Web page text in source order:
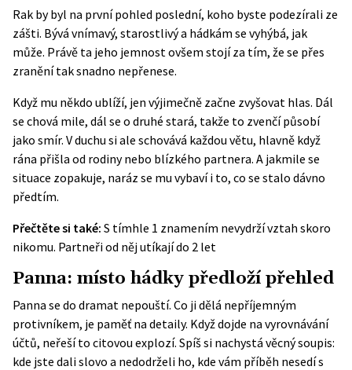
Rak by byl na první pohled poslední, koho byste podezírali ze
zášti. Bývá vnímavý, starostlivý a hádkám se vyhýbá, jak
může. Právě ta jeho jemnost ovšem stojí za tím, že se přes
zranění tak snadno nepřenese.
Když mu někdo ublíží, jen výjimečně začne zvyšovat hlas. Dál
se chová mile, dál se o druhé stará, takže to zvenčí působí
jako smír. V duchu si ale schovává každou větu, hlavně když
rána přišla od rodiny nebo blízkého partnera. A jakmile se
situace zopakuje, naráz se mu vybaví i to, co se stalo dávno
předtím.
Přečtěte si také: S tímhle 1 znamením nevydrží vztah skoro
nikomu. Partneři od něj utíkají do 2 let
Panna: místo hádky předloží přehled
Panna se do dramat nepouští. Co ji dělá nepříjemným
protivníkem, je paměť na detaily. Když dojde na vyrovnávání
účtů, neřeší to citovou explozí. Spíš si nachystá věcný soupis:
kde jste dali slovo a nedodrželi ho, kde vám příběh nesedí s